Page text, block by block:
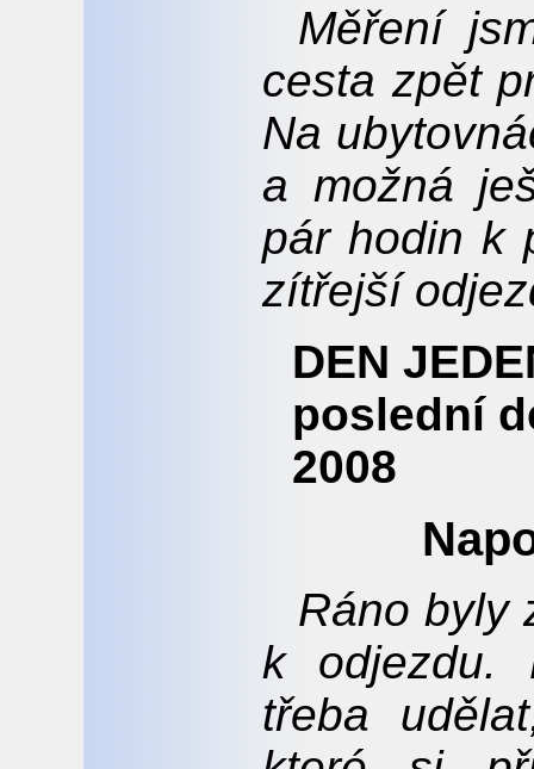
Měření
cesta zpět
Na
a možná
pár hodin k
zítřejší
DEN
poslední
2008
Ráno byly
k odjezdu.
třeba